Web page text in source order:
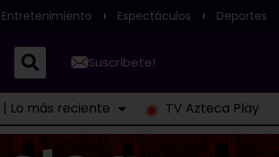
Entretenimiento Espectáculos Deportes
Suscríbete!
| Lo más reciente TV Azteca Play